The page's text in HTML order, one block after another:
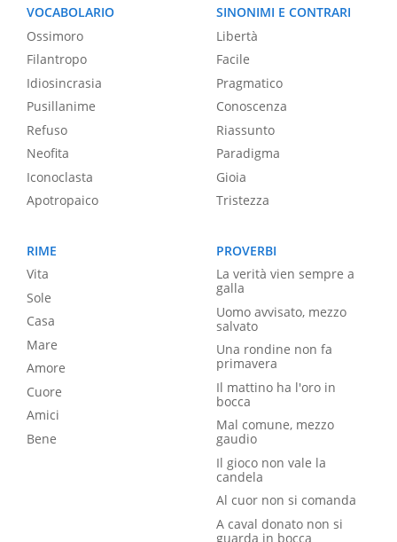
VOCABOLARIO
Ossimoro
Filantropo
Idiosincrasia
Pusillanime
Refuso
Neofita
Iconoclasta
Apotropaico
SINONIMI E CONTRARI
Libertà
Facile
Pragmatico
Conoscenza
Riassunto
Paradigma
Gioia
Tristezza
RIME
Vita
Sole
Casa
Mare
Amore
Cuore
Amici
Bene
PROVERBI
La verità vien sempre a
galla
Uomo avvisato, mezzo
salvato
Una rondine non fa
primavera
Il mattino ha l'oro in
bocca
Mal comune, mezzo
gaudio
Il gioco non vale la
candela
Al cuor non si comanda
A caval donato non si
guarda in bocca